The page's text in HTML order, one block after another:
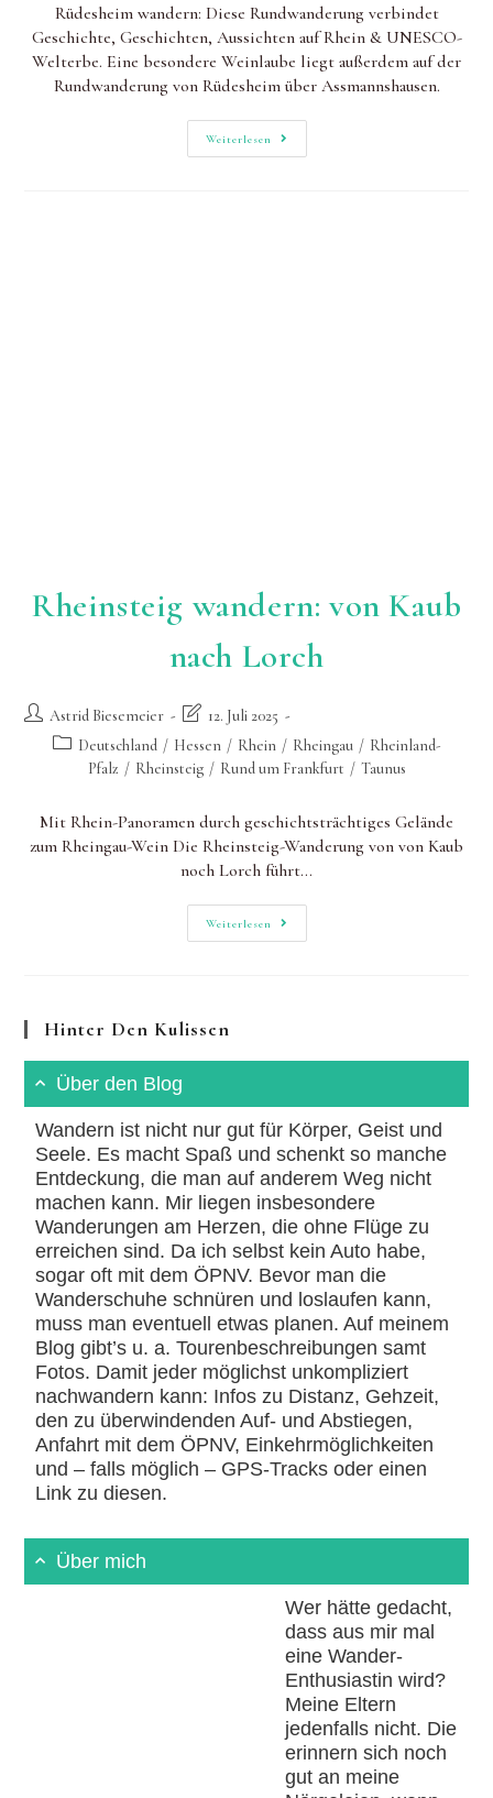
Rüdesheim wandern: Diese Rundwanderung verbindet
Geschichte, Geschichten, Aussichten auf Rhein & UNESCO-
Welterbe. Eine besondere Weinlaube liegt außerdem auf der
Rundwanderung von Rüdesheim über Assmannshausen.
Weiterlesen
Rüdesheim
Wandern:
Rheinsteig wandern: von Kaub
nach Lorch
Beitrags-
Autor:
Astrid Biesemeier
Beitrag
zuletzt
geändert
am:
12. Juli 2025
Beitrags-
Kategorie:
Deutschland / Hessen / Rhein / Rheingau / Rheinland-
Pfalz / Rheinsteig / Rund um Frankfurt / Taunus
Mit Rhein-Panoramen durch geschichtsträchtiges Gelände
zum Rheingau-Wein Die Rheinsteig-Wanderung von von Kaub
noch Lorch führt…
Weiterlesen
Rheinsteig
Wandern:
Hinter Den Kulissen
Über den Blog
Wandern ist nicht nur gut für Körper, Geist und
Seele. Es macht Spaß und schenkt so manche
Entdeckung, die man auf anderem Weg nicht
machen kann. Mir liegen insbesondere
Wanderungen am Herzen, die ohne Flüge zu
erreichen sind. Da ich selbst kein Auto habe,
sogar oft mit dem ÖPNV. Bevor man die
Wanderschuhe schnüren und loslaufen kann,
muss man eventuell etwas planen. Auf meinem
Blog gibt’s u. a. Tourenbeschreibungen samt
Fotos. Damit jeder möglichst unkompliziert
nachwandern kann: Infos zu Distanz, Gehzeit,
den zu überwindenden Auf- und Abstiegen,
Anfahrt mit dem ÖPNV, Einkehrmöglichkeiten
und – falls möglich – GPS-Tracks oder einen
Link zu diesen.
Über mich
Wer hätte gedacht,
dass aus mir mal
eine Wander-
Enthusiastin wird?
Meine Eltern
jedenfalls nicht. Die
erinnern sich noch
gut an meine